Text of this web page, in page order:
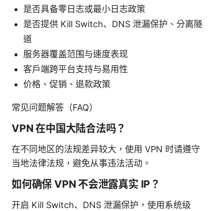
是否具备零日志或最小日志政策
是否提供 Kill Switch、DNS 泄漏保护、分离隧
道
服务器覆盖范围与速度表现
客户端跨平台支持与易用性
价格、促销、退款政策
常见问题解答（FAQ）
VPN 在中国大陆合法吗？
在不同地区的法规差异较大，使用 VPN 时请遵守
当地法律法规，避免从事违法活动。
如何确保 VPN 不会泄露真实 IP？
开启 Kill Switch、DNS 泄漏保护，使用系统级